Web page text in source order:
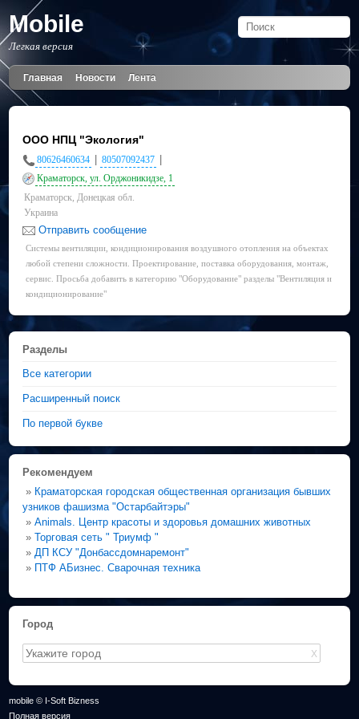
Mobile
Легкая версия
Главная Новости Лента
ООО НПЦ "Экология"
80626460634 80507092437
Краматорск, ул. Орджоникидзе, 1
Краматорск, Донецкая обл.
Украина
Отправить сообщение
Системы вентиляции, кондиционирования воздушного отопления на объектах
любой степени сложности. Проектирование, поставка оборудования, монтаж,
сервис. Просьба добавить в категорию "Оборудование" разделы "Вентиляция и
кондиционирование"
Разделы
Все категории
Расширенный поиск
По первой букве
Рекомендуем
» Краматорская городская общественная организация бывших
узников фашизма "Остарбайтэры"
»Animals. Центр красоты и здоровья домашних животных
»Торговая сеть " Триумф "
» ДП КСУ "Донбассдомнаремонт"
» ПТФ АБизнес. Сварочная техника
Город
X
mobile © I-Soft Bizness
Полная версия